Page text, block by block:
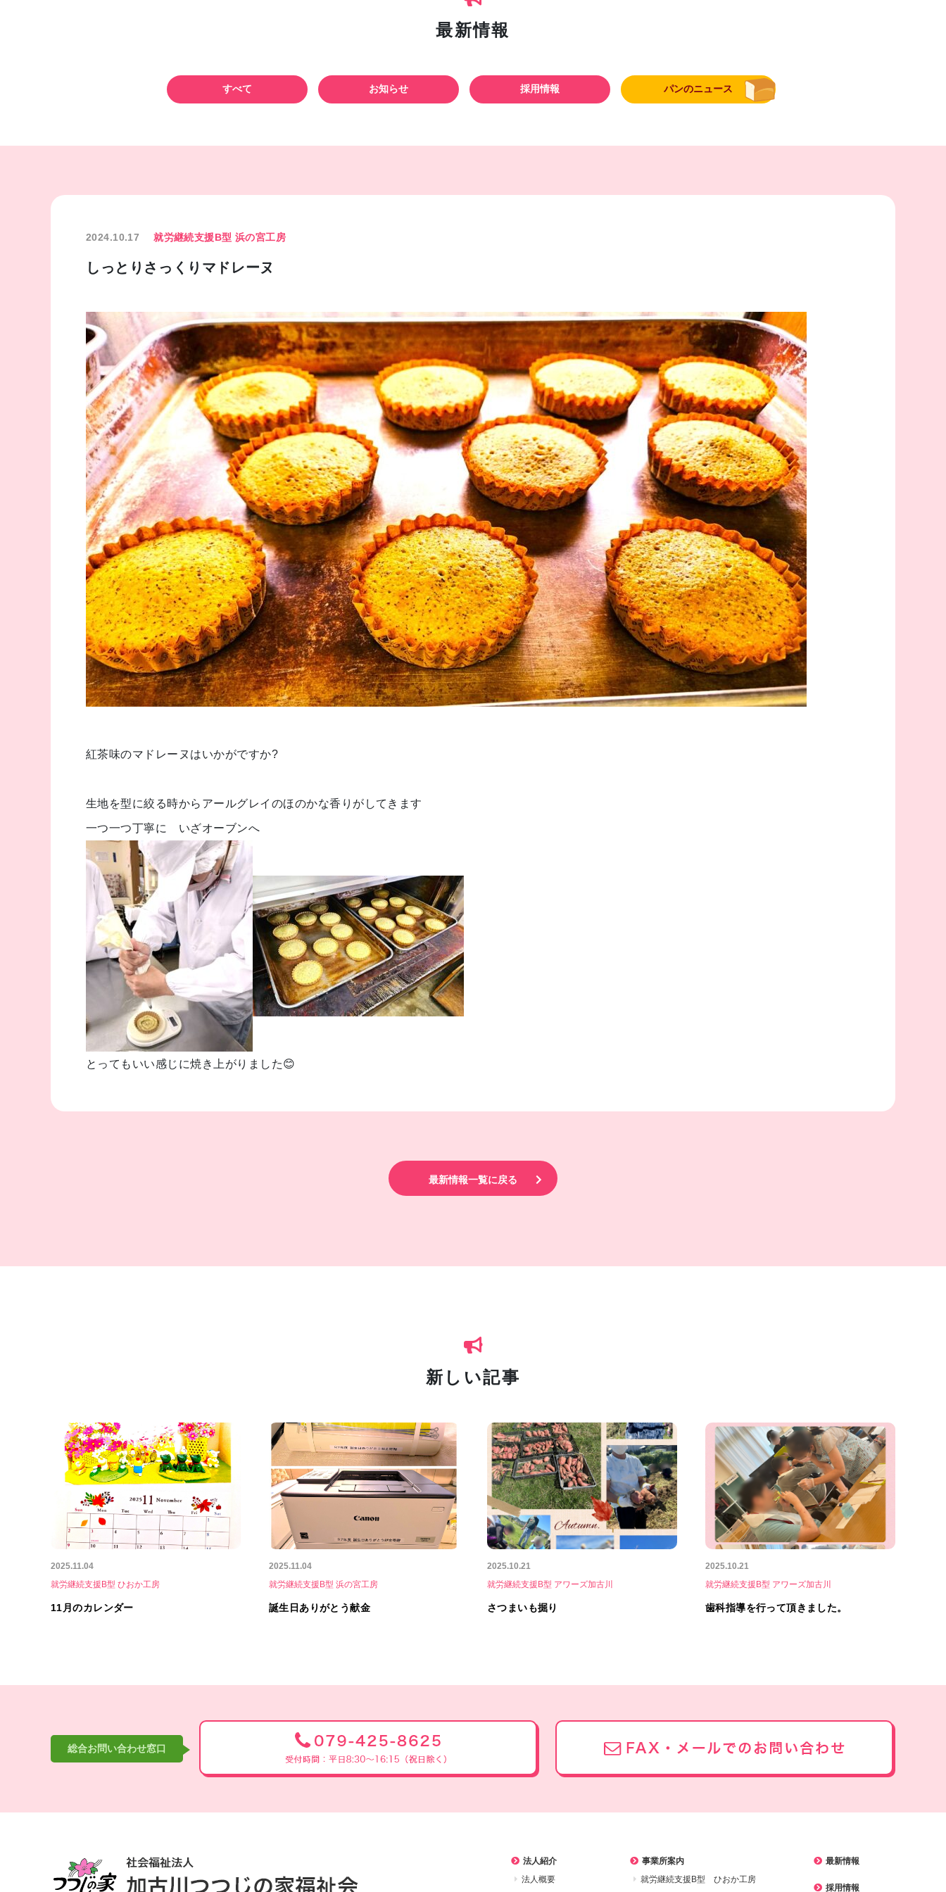
最新情報
すべて お知らせ 採用情報 パンのニュース
2024.10.17 就労継続支援B型 浜の宮工房
しっとりさっくりマドレーヌ
紅茶味のマドレーヌはいかがですか?
生地を型に絞る時からアールグレイのほのかな香りがしてきます
一つ一つ丁寧に いざオーブンへ
とってもいい感じに焼き上がりました😊
最新情報一覧に戻る
新しい記事
2025.11.04
就労継続支援B型 ひおか工房
11月のカレンダー
2025.11.04
就労継続支援B型 浜の宮工房
誕生日ありがとう献金
2025.10.21
就労継続支援B型 アワーズ加古川
さつまいも掘り
2025.10.21
就労継続支援B型 アワーズ加古川
歯科指導を行って頂きました。
総合お問い合わせ窓口
法人紹介
法人概要
事業所案内
就労継続支援B型 ひおか工房
最新情報
採用情報